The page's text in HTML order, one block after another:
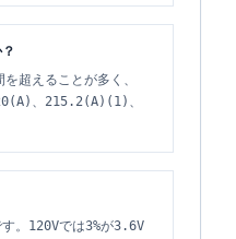
超えることが多く、
、215.2(A)(1)、
。120Vでは3%が3.6V